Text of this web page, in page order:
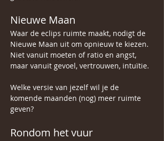
Nieuwe Maan
Waar de eclips ruimte maakt, nodigt de
Nieuwe Maan uit om opnieuw te kiezen.
Niet vanuit moeten of ratio en angst,
maar vanuit gevoel, vertrouwen, intuïtie.
Welke versie van jezelf wil je de
komende maanden (nog) meer ruimte
geven?
Rondom het vuur